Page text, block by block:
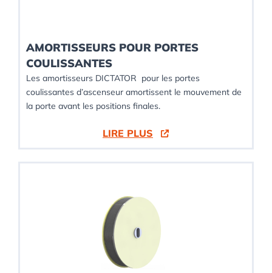
AMORTISSEURS POUR PORTES
COULISSANTES
Les amortisseurs DICTATOR pour les portes
coulissantes d’ascenseur amortissent le mouvement de
la porte avant les positions finales.
LIRE PLUS